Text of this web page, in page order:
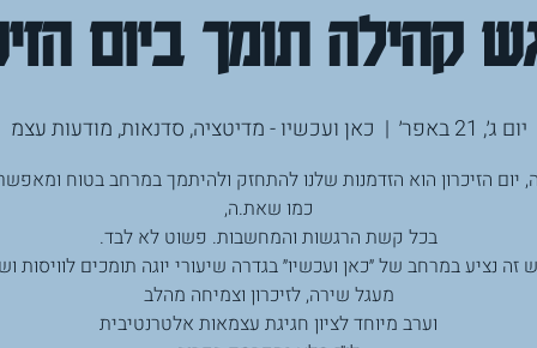
קהילה תומך ביום
יום ג׳, 21 באפר׳
  |
כאן ועכשיו - מדיטציה, סדנאות, מודעות עצמ
יום הזיכרון הוא הזדמנות שלנו להתחזק ולהיתמך במרחב בטוח